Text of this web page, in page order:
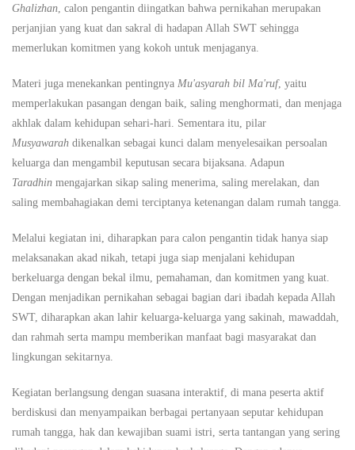
Ghalizhan , calon pengantin diingatkan bahwa pernikahan merupakan
perjanjian yang kuat dan sakral di hadapan Allah SWT sehingga
memerlukan komitmen yang kokoh untuk menjaganya.
Materi juga menekankan pentingnya Mu'asyarah bil Ma'ruf, yaitu
memperlakukan pasangan dengan baik, saling menghormati, dan menjaga
akhlak dalam kehidupan sehari-hari. Sementara itu, pilar
Musyawarah dikenalkan sebagai kunci dalam menyelesaikan persoalan
keluarga dan mengambil keputusan secara bijaksana. Adapun
Taradhin mengajarkan sikap saling menerima, saling merelakan, dan
saling membahagiakan demi terciptanya ketenangan dalam rumah tangga.
Melalui kegiatan ini, diharapkan para calon pengantin tidak hanya siap
melaksanakan akad nikah, tetapi juga siap menjalani kehidupan
berkeluarga dengan bekal ilmu, pemahaman, dan komitmen yang kuat.
Dengan menjadikan pernikahan sebagai bagian dari ibadah kepada Allah
SWT, diharapkan akan lahir keluarga-keluarga yang sakinah, mawaddah,
dan rahmah serta mampu memberikan manfaat bagi masyarakat dan
lingkungan sekitarnya.
Kegiatan berlangsung dengan suasana interaktif, di mana peserta aktif
berdiskusi dan menyampaikan berbagai pertanyaan seputar kehidupan
rumah tangga, hak dan kewajiban suami istri, serta tantangan yang sering